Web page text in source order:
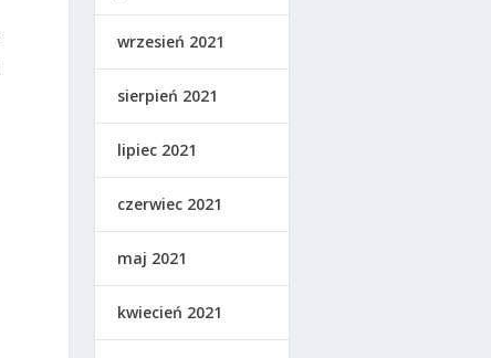
wrzesień 2021
sierpień 2021
lipiec 2021
czerwiec 2021
maj 2021
kwiecień 2021